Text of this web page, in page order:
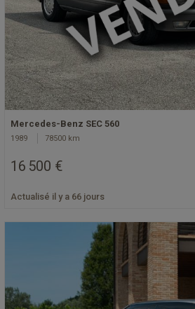
Mercedes-Benz SEC 560
1989 78500 km
16 500 €
Actualisé il y a 66 jours